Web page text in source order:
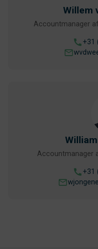
Willem
Accountmanager
+31
Accountmanager
+31